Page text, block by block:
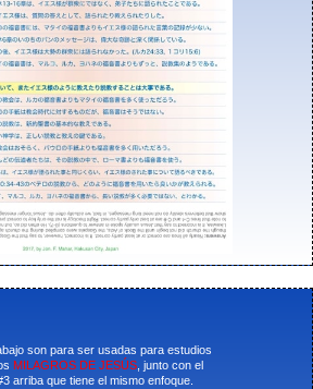
son para ser usadas para estudios
MILAGROS DE JESÚS, junto con el
arriba que tiene el mismo enfoque.